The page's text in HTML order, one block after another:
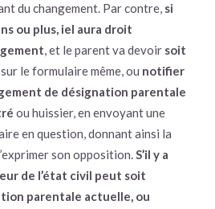
du changement. Par contre, si
ou plus, iel aura droit
, et le parent va devoir soit
sur le formulaire même, ou notifier
de désignation parentale
ou huissier, en envoyant une
en question, donnant ainsi la
son opposition.S’il y a
de l’état civil peut soit
parentale actuelle, ou